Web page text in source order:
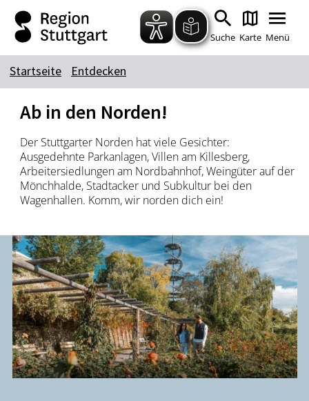
Zum Hauptinhalt springen
Zur Suche springen
Zur Hauptnavigation
Zum Footer springen
Suche Karte Menü
Suchbegriff
Das könnte Sie interessieren
Stadtführungen
Tickets
Citytour
Übernachtung
Wein
Automobil
Kultur
Feste & Highlights
Startseite Entdecken
Ab in den Nor­den!
Der Stuttgarter Norden hat viele Gesichter:
Ausgedehnte Parkanlagen, Villen am Killesberg,
Arbeitersiedlungen am Nordbahnhof, Weingüter auf der
Mönchhalde, Stadtacker und Subkultur bei den
Wagenhallen. Komm, wir norden dich ein!